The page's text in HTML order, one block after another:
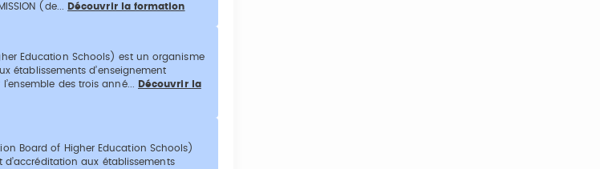
(de...
Découvrir la formation
Education Schools) est un organisme
établissements d’enseignement
des trois anné...
Découvrir la
Board of Higher Education Schools)
aux établissements